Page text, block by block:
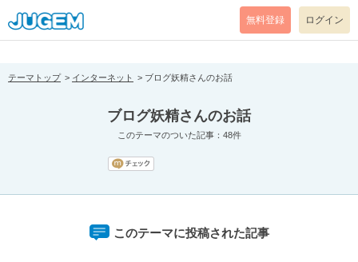
[pear_error: message="Success" code=0 mode=return level=notice
prefix="" info=""]
無料登録 ログイン
テーマトップ インターネット ブログ妖精さんのお話
ブログ妖精さんのお話
このテーマのついた記事：48件
このテーマに投稿された記事